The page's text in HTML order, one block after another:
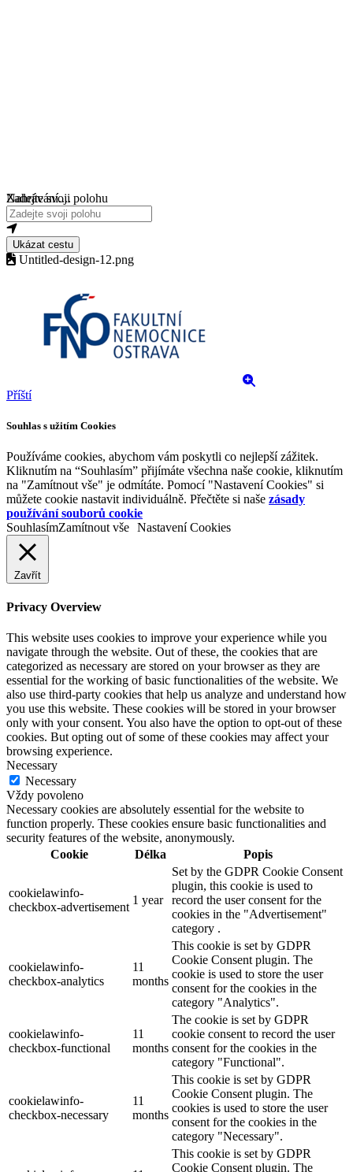
Nahrávání....
Zadejte svoji polohu
Ukázat cestu
Untitled-design-12.png
Příští
Souhlas s užitím Cookies
Používáme cookies, abychom vám poskytli co nejlepší zážitek.
Kliknutím na “Souhlasím” přijímáte všechna naše cookie, kliknutím
na "Zamítnout vše" je odmítáte. Pomocí "Nastavení Cookies" si
můžete cookie nastavit individuálně. Přečtěte si naše zásady
používání souborů cookie
SouhlasímZamítnout vše Nastavení Cookies
Zavřít
Privacy Overview
This website uses cookies to improve your experience while you
navigate through the website. Out of these, the cookies that are
categorized as necessary are stored on your browser as they are
essential for the working of basic functionalities of the website. We
also use third-party cookies that help us analyze and understand how
you use this website. These cookies will be stored in your browser
only with your consent. You also have the option to opt-out of these
cookies. But opting out of some of these cookies may affect your
browsing experience.
Necessary
Necessary
Vždy povoleno
Necessary cookies are absolutely essential for the website to
function properly. These cookies ensure basic functionalities and
security features of the website, anonymously.
Cookie
Délka Popis
cookielawinfo-
checkbox-advertisement
1 year
Set by the GDPR Cookie Consent
plugin, this cookie is used to
record the user consent for the
cookies in the "Advertisement"
category .
cookielawinfo-
checkbox-analytics
11
months
This cookie is set by GDPR
Cookie Consent plugin. The
cookie is used to store the user
consent for the cookies in the
category "Analytics".
cookielawinfo-
checkbox-functional
11
months
The cookie is set by GDPR
cookie consent to record the user
consent for the cookies in the
category "Functional".
cookielawinfo-
checkbox-necessary
11
months
This cookie is set by GDPR
Cookie Consent plugin. The
cookies is used to store the user
consent for the cookies in the
category "Necessary".
This cookie is set by GDPR
Cookie Consent plugin. The